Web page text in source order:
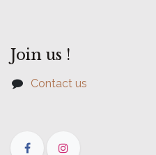
Join us !
Contact us